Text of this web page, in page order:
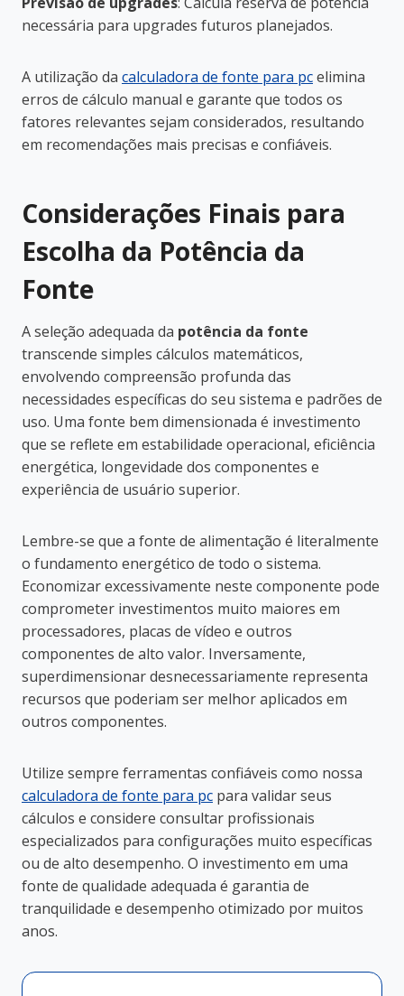
necessária para upgrades futuros planejados.
A utilização da calculadora de fonte para pcelimina
erros de cálculo manual e garante que todos os
fatores relevantes sejam considerados, resultando
em recomendações mais precisas e confiáveis.
Considerações Finais para
Escolha da Potência da
Fonte
A seleção adequada da potência da fonte
transcende simples cálculos matemáticos,
envolvendo compreensão profunda das
necessidades específicas do seu sistema e padrões de
uso. Uma fonte bem dimensionada é investimento
que se reflete em estabilidade operacional, eficiência
energética, longevidade dos componentes e
experiência de usuário superior.
Lembre-se que a fonte de alimentação é literalmente
o fundamento energético de todo o sistema.
Economizar excessivamente neste componente pode
comprometer investimentos muito maiores em
processadores, placas de vídeo e outros
componentes de alto valor. Inversamente,
superdimensionar desnecessariamente representa
recursos que poderiam ser melhor aplicados em
outros componentes.
Utilize sempre ferramentas confiáveis como nossa
calculadora de fonte para pc para validar seus
cálculos e considere consultar profissionais
especializados para configurações muito específicas
ou de alto desempenho. O investimento em uma
fonte de qualidade adequada é garantia de
tranquilidade e desempenho otimizado por muitos
anos.